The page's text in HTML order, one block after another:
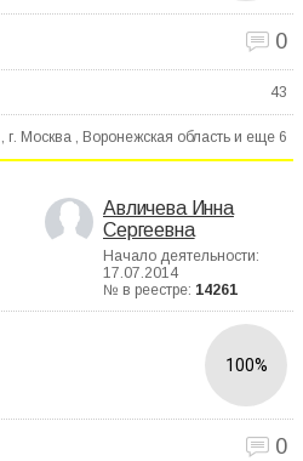
0
43
г. Москва , Воронежская область и еще 6
Авличева Инна
Сергеевна
Начало деятельности:
17.07.2014
№ в реестре: 14261
100%
0